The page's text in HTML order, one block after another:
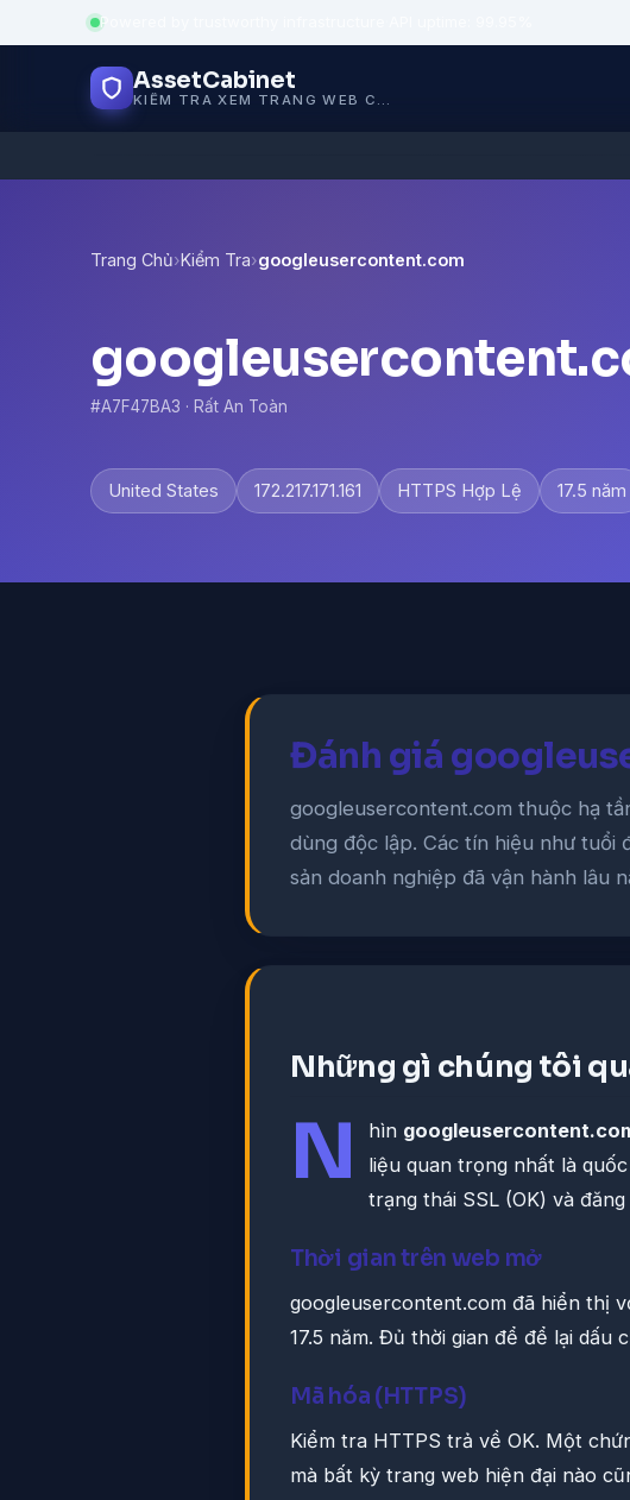
Powered by trustworthy infrastructure
AssetCabinet
KIỂM TRA XEM TRANG WEB CÓ AN TOÀN KHÔNG
Trang Chủ›Kiểm Tra›googleusercontent.com
#A7F47BA3 · Rất An Toàn
United States 172.217.171.161 HTTPS Hợp Lệ 17.5 năm
Đánh giá
googleusercontent.com thuộc hạ
dùng độc lập. Các tín hiệu như tuổi
sản doanh nghiệp đã vận hành lâu
Những gì chúng tôi
N hìn
liệu quan trọng nhất là
trạng thái SSL (OK) và
Thời gian trên web mở
googleusercontent.com đã hiển thị
17.5 năm. Đủ thời gian để để lại dấu
Mã hóa (HTTPS)
Kiểm tra HTTPS trả về OK. Một
mà bất kỳ trang web hiện đại nào